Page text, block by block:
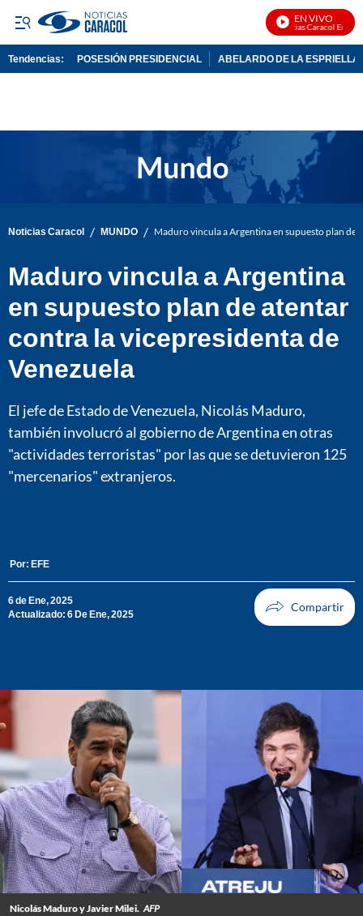
EN VIVO
Noticias Caracol En Vivo
Tendencias: POSESIÓN PRESIDENCIAL ABELARDO DE LA ESPRIELLA
Noticias Caracol / MUNDO / Maduro vincula a Argentina en supuesto plan de
Maduro vincula a Argentina
en supuesto plan de atentar
contra la vicepresidenta de
Venezuela
El jefe de Estado de Venezuela, Nicolás Maduro,
también involucró al gobierno de Argentina en otras
"actividades terroristas" por las que se detuvieron 125
"mercenarios" extranjeros.
Por: EFE
6 de Ene, 2025
Actualizado: 6 De Ene, 2025
Nicolás Maduro y Javier Milei. AFP